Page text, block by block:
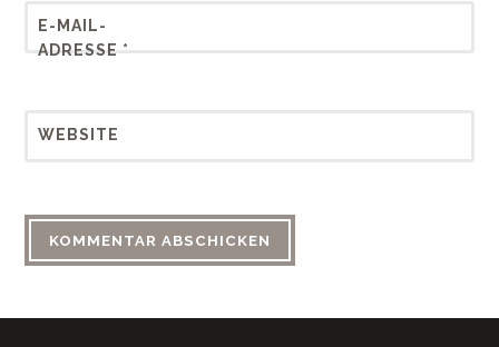
E-MAIL-
ADRESSE *
WEBSITE